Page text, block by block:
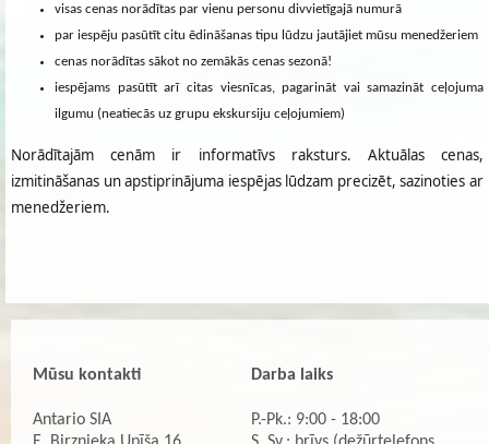
visas cenas norādītas par vienu personu divvietīgajā numurā
par iespēju pasūtīt citu ēdināšanas tipu lūdzu jautājiet mūsu menedžeriem
cenas norādītas sākot no zemākās cenas sezonā!
iespējams pasūtīt arī citas viesnīcas, pagarināt vai samazināt ceļojuma
ilgumu (neatiecās uz grupu ekskursiju ceļojumiem)
Norādītajām cenām ir informatīvs raksturs. Aktuālas cenas,
izmitināšanas un apstiprinājuma iespējas lūdzam precizēt, sazinoties ar
menedžeriem.
Mūsu kontakti
Antario SIA
Darba laiks
P.-Pk.: 9:00 - 18:00